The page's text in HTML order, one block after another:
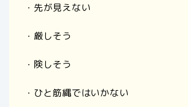
・先が見えない
・厳しそう
・険しそう
・ひと筋縄ではいかない